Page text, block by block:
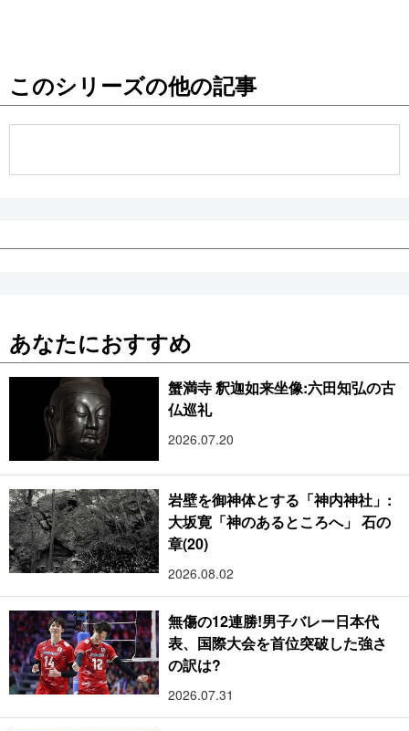
公式SNS
このシリーズの他の記事
あなたにおすすめ
蟹満寺 釈迦如来坐像:六田知弘の古
仏巡礼
2026.07.20
岩壁を御神体とする「神内神社」:
大坂寛「神のあるところへ」 石の
章(20)
2026.08.02
無傷の12連勝!男子バレー日本代
表、国際大会を首位突破した強さ
の訳は?
2026.07.31